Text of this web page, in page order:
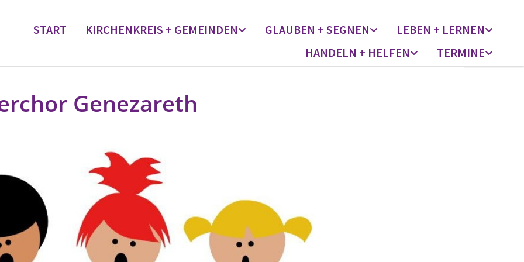
START KIRCHENKREIS + GEMEINDEN GLAUBEN + SEGNEN
LEBEN + LERNEN
HANDELN + HELFEN
TERMINE
Genezareth